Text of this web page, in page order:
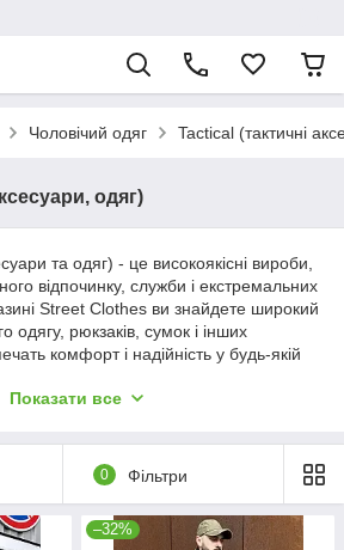
Чоловічий одяг Tactical (тактичні
одяг)
та одяг) - це високоякісні вироби,
відпочинку, служби і екстремальних
Street Clothes ви знайдете широкий
одягу, рюкзаків, сумок і інших
комфорт і надійність у будь-якій
Показати все
0 Фільтри
–32%